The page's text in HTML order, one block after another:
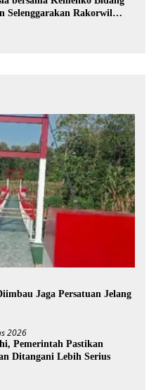
Selenggarakan Rakorwil
Jaga Persatuan Jelang
2026
Pemerintah Pastikan
Ditangani Lebih Serius